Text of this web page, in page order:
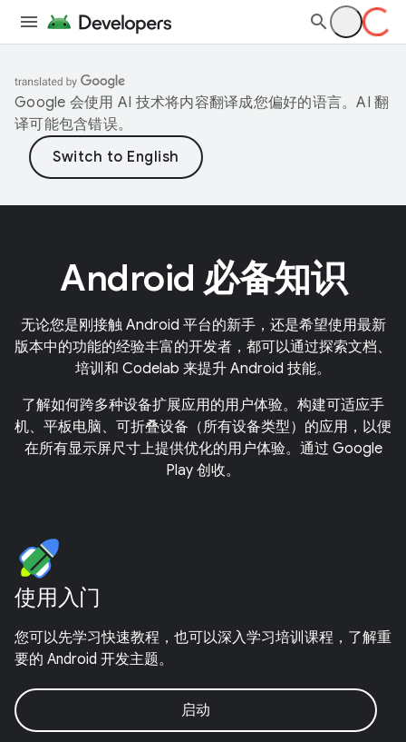
Google 会使用 AI 技术将内容翻译成您偏好的语言。AI 翻
译可能包含错误。
Android 必备知识
无论您是刚接触 Android 平台的新手，还是希望使用最新
版本中的功能的经验丰富的开发者，都可以通过探索文档、
培训和 Codelab 来提升 Android 技能。
了解如何跨多种设备扩展应用的用户体验。构建可适应手
机、平板电脑、可折叠设备（所有设备类型）的应用，以便
在所有显示屏尺寸上提供优化的用户体验。通过 Google
Play 创收。
使用入门
您可以先学习快速教程，也可以深入学习培训课程，了解重
要的 Android 开发主题。
启动